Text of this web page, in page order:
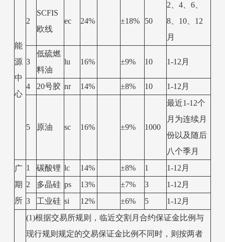
能
源
中
心
2
SCFIS
欧线
ec 24% ±18% 50
2、4、6、
8、10、12
月
3
低硫燃
料油
lu 16% ±9% 10 1-12月
4 20号胶 nr 14% ±8% 10 1-12月
5 原油 sc 16% ±9% 1000
最近1-12个
月为连续月
份以及随后
八个季月
广
期
所
1 碳酸锂 lc 14% ±8% 1
1-12月
2
多晶硅 ps 13% ±7% 3
1-12月
3
工业硅 si 12% ±6% 5 1-12月
(1)根据交易所规则，临近交割月合约保证金比例与
现行规则规定的交易保证金比例不同时，则按两者